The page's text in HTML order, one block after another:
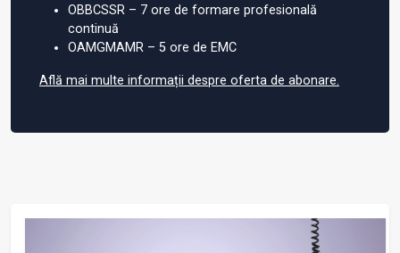
OBBCSSR – 7 ore de formare profesională
continuă
OAMGMAMR – 5 ore de EMC
Află mai multe informații despre oferta de abonare.